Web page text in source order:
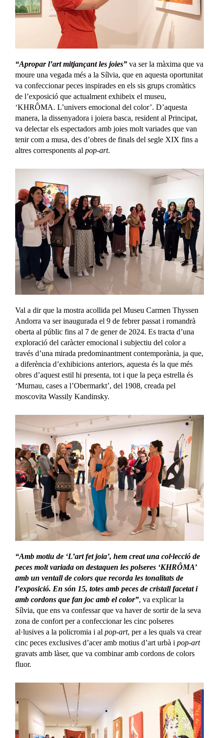
“Apropar l’art mitjançant les joies” va ser la màxima que va
moure una vegada més a la Sílvia, que en aquesta oportunitat
va confeccionar peces inspirades en els sis grups cromàtics
de l’exposició que actualment exhibeix el museu,
‘KHRÔMA. L’univers emocional del color’. D’aquesta
manera, la dissenyadora i joiera basca, resident al Principat,
va delectar els espectadors amb joies molt variades que van
tenir com a musa, des d’obres de finals del segle XIX fins a
altres corresponents alpop-art.
Val a dir que la mostra acollida pel Museu Carmen Thyssen
Andorra va ser inaugurada el 9 de febrer passat i romandrà
oberta al públic fins al 7 de gener de 2024. Es tracta d’una
exploració del caràcter emocional i subjectiu del color a
través d’una mirada predominantment contemporània, ja que,
a diferència d’exhibicions anteriors, aquesta és la que més
obres d’aquest estil hi presenta, tot i que la peça estrella és
‘Murnau, cases a l’Obermarkt’, del 1908, creada pel
moscovita Wassily Kandinsky.
“Amb motiu de ‘L’art fet joia’, hem creat una col·lecció de
peces molt variada on destaquen les polseres ‘KHRÔMA’
amb un ventall de colors que recorda les tonalitats de
l’exposició. En són 15, totes amb peces de cristall facetat i
amb cordons que fan joc amb el color”, va explicar la
Sílvia, que ens va confessar que va haver de sortir de la seva
zona de confort per a confeccionar les cinc polseres
al·lusives a la policromia i alpop-art, per a les quals va crear
cinc peces exclusives d’acer amb motius d’art urbà ipop-art
gravats amb làser, que va combinar amb cordons de colors
fluor.